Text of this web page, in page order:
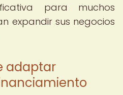
para muchos
expandir sus negocios
adaptar